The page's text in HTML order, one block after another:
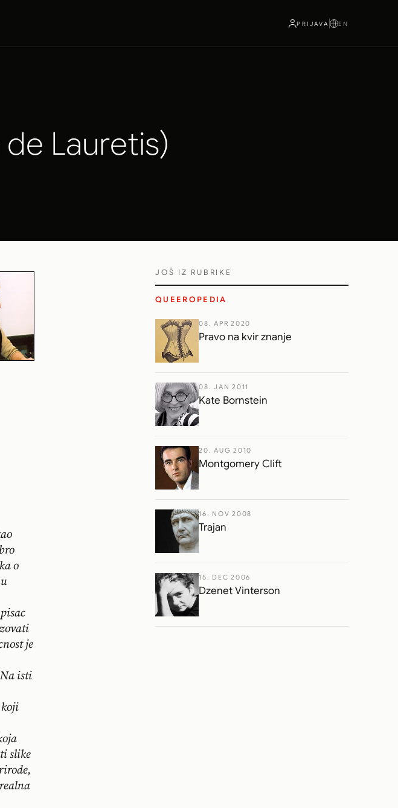
PRIJAVA EN
de Lauretis)
o
je
isti
slike
JOŠ IZ RUBRIKE
QUEEROPEDIA
08. APR 2020
Pravo na kvir znanje
08. JAN 2011
Kate Bornstein
20. AUG 2010
Montgomery Clift
16. NOV 2008
Trajan
15. DEC 2006
Dzenet Vinterson